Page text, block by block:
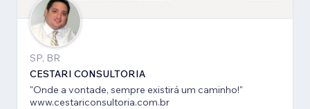
SP, BR
CESTARI CONSULTORIA
"Onde a vontade, sempre existirá um caminho!"
www.cestariconsultoria.com.br